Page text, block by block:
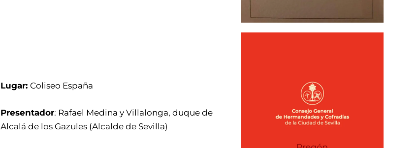
Lugar: Coliseo España
Presentador: Rafael Medina y Villalonga, duque de
Alcalá de los Gazules (Alcalde de Sevilla)